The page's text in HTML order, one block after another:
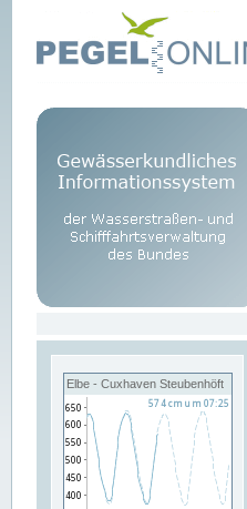
Elbe - Cuxhaven Steubenhöft